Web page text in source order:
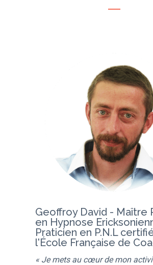
Geoffroy David - Maître
en Hypnose
Praticien en P.N.L
l'École Française de
« Je mets au cœur de mon